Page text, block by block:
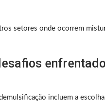
setores onde ocorrem
incluem a